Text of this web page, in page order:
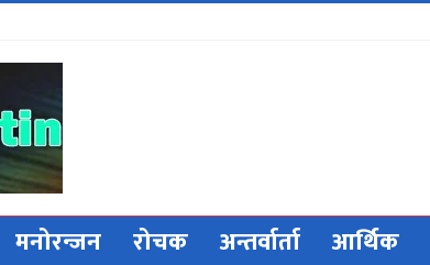
मनोरन्जन रोचक अन्तर्वार्ता आर्थिक